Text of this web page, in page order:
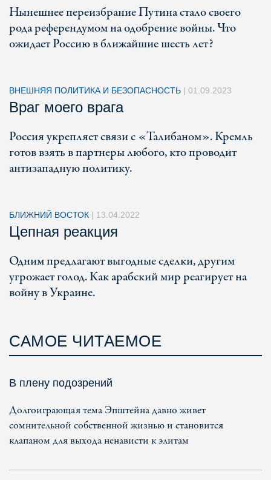
Нынешнее переизбрание Путина стало своего
рода референдумом на одобрение войны. Что
ожидает Россию в ближайшие шесть лет?
ВНЕШНЯЯ ПОЛИТИКА И БЕЗОПАСНОСТЬ | 01.09.2023
Враг моего врага
Россия укрепляет связи с «Талибаном». Кремль
готов взять в партнеры любого, кто проводит
антизападную политику.
БЛИЖНИЙ ВОСТОК | 13.04.2022
Цепная реакция
Одним предлагают выгодные сделки, другим
угрожает голод. Как арабский мир реагирует на
войну в Украине.
САМОЕ ЧИТАЕМОЕ
В плену подозрений
Долгоиграющая тема Эпштейна давно живет
сомнительной собственной жизнью и становится
клапаном для выхода ненависти к элитам